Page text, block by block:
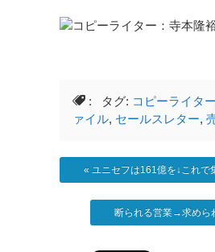
: タグ: コピーライター
ァイル, セールスレター,
« ユニセフは161億を↓これで
断られる営業→求めら